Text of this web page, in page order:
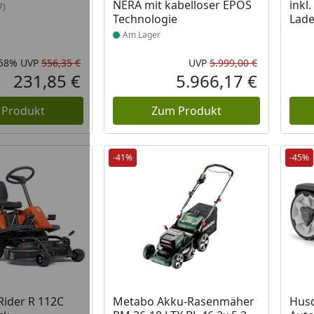
Rabatt in Prozent
Ursprünglicher Preis
UVP 556,35 €
Aktueller Preis
231,85 €
NERA mit kabelloser EPOS
Technologie
Am Lager
UVP 5.999,00 €
Aktueller
5.966,17 €
Zum Produkt
inkl.
R 112C
-41%
Metabo Akku-Rasenmäher
-45%